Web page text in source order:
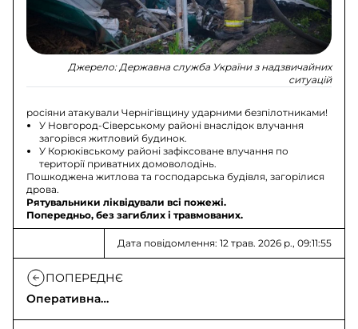
Джерело:Державна служба України з надзвичайних
ситуацій
росіяни атакували Чернігівщину ударними безпілотниками!
У Новгород-Сіверському районі внаслідок влучання
загорівся житловий будинок.
У Корюківському районі зафіксоване влучання по
території приватних домоволодінь.
Пошкоджена житлова та господарська будівля, загорілися
дрова.
Рятувальники ліквідували всі пожежі.
Попередньо, без загиблих і травмованих.
Дата повідомлення: 12 трав. 2026 р., 09:11:55
ПОПЕРЕДНЄ
Оперативна
інформація на